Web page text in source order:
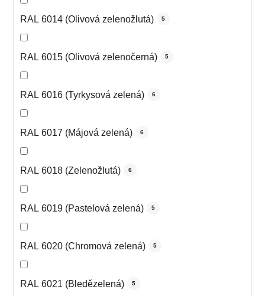
RAL 6014 (Olivová zelenožlutá) 5
RAL 6015 (Olivová zelenočerná) 5
RAL 6016 (Tyrkysová zelená) 6
RAL 6017 (Májová zelená) 6
RAL 6018 (Zelenožlutá) 6
RAL 6019 (Pastelová zelená) 5
RAL 6020 (Chromová zelená) 5
RAL 6021 (Bledězelená) 5